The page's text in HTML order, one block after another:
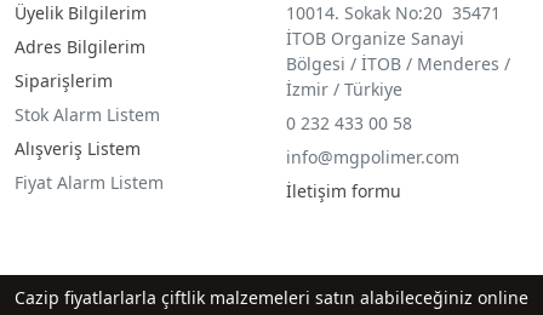
Üyelik Bilgilerim
Adres Bilgilerim
Siparişlerim
Stok Alarm Listem
Alışveriş Listem
Fiyat Alarm Listem
10014. Sokak No:20 35471
İTOB Organize Sanayi
Bölgesi / İTOB / Menderes /
İzmir / Türkiye
0 232 433 00 58
info@mgpolimer.com
İletişim formu
Cazip fiyatlarlarla çiftlik malzemeleri satın alabileceğiniz online